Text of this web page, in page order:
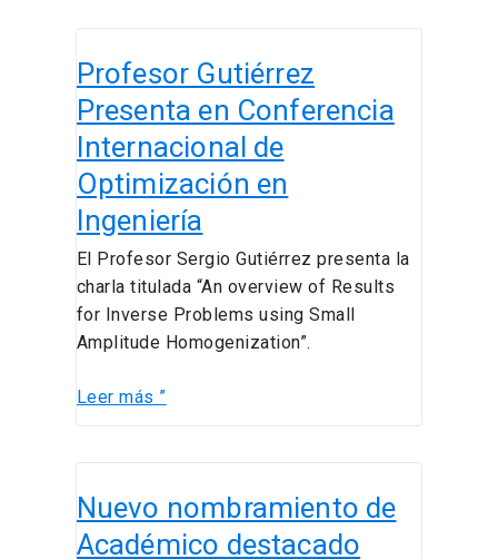
Profesor Gutiérrez
Presenta en Conferencia
Internacional de
Optimización en
Ingeniería
El Profesor Sergio Gutiérrez presenta la
charla titulada “An overview of Results
for Inverse Problems using Small
Amplitude Homogenization”.
Gutiérrez
Presenta
en
Conferencia
Internacional
de
Optimización
en
Ingeniería
Leer más ”
Nuevo nombramiento de
Académico destacado
nombramiento
de